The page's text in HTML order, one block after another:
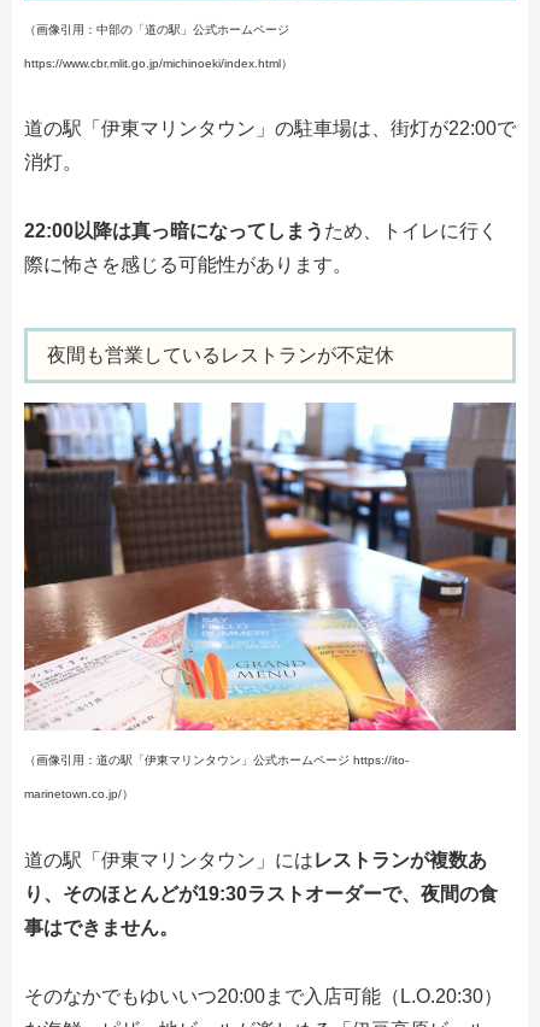
（画像引用：中部の「道の駅」公式ホームページ
https://www.cbr.mlit.go.jp/michinoeki/index.html）
道の駅「伊東マリンタウン」の駐車場は、街灯が22:00で
消灯。
22:00以降は真っ暗になってしまう ため、トイレに行く
際に怖さを感じる可能性があります。
夜間も営業しているレストランが不定休
（画像引用：道の駅「伊東マリンタウン」公式ホームページ https://ito-
marinetown.co.jp/）
道の駅「伊東マリンタウン」にはレストランが複数あ
り、そのほとんどが19:30ラストオーダーで、夜間の食
事はできません。
そのなかでもゆいいつ20:00まで入店可能（L.O.20:30）